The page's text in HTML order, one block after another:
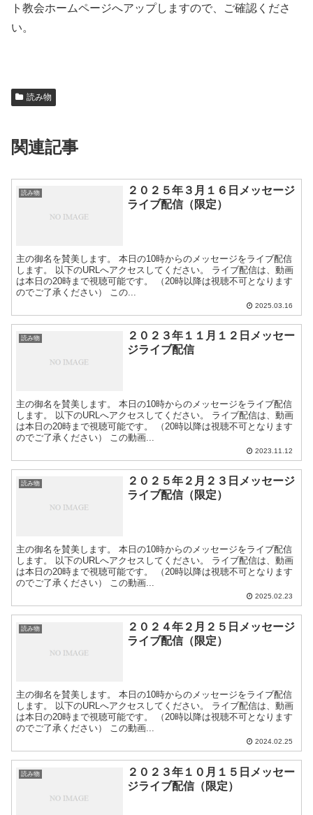
ト教会ホームページへアップしますので、ご確認くださ
い。
読み物
関連記事
読み物
２０２５年３月１６日メッセージ
ライブ配信（限定）
主の御名を賛美します。 本日の10時からのメッセージをライブ配信
します。 以下のURLへアクセスしてください。 ライブ配信は、動画
は本日の20時まで視聴可能です。 （20時以降は視聴不可となります
のでご了承ください） この...
2025.03.16
読み物
２０２３年１１月１２日メッセー
ジライブ配信
主の御名を賛美します。 本日の10時からのメッセージをライブ配信
します。 以下のURLへアクセスしてください。 ライブ配信は、動画
は本日の20時まで視聴可能です。 （20時以降は視聴不可となります
のでご了承ください） この動画...
2023.11.12
読み物
２０２５年２月２３日メッセージ
ライブ配信（限定）
主の御名を賛美します。 本日の10時からのメッセージをライブ配信
します。 以下のURLへアクセスしてください。 ライブ配信は、動画
は本日の20時まで視聴可能です。 （20時以降は視聴不可となります
のでご了承ください） この動画...
2025.02.23
読み物
２０２４年２月２５日メッセージ
ライブ配信（限定）
主の御名を賛美します。 本日の10時からのメッセージをライブ配信
します。 以下のURLへアクセスしてください。 ライブ配信は、動画
は本日の20時まで視聴可能です。 （20時以降は視聴不可となります
のでご了承ください） この動画...
2024.02.25
読み物
２０２３年１０月１５日メッセー
ジライブ配信（限定）